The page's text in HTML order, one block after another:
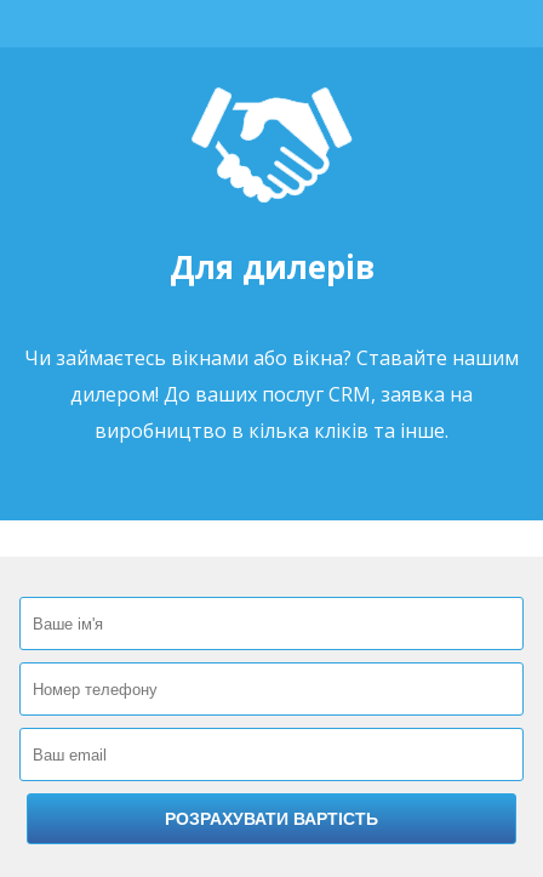
Для дилерів
Чи займаєтесь вікнами або вікна? Ставайте нашим
дилером! До ваших послуг CRM, заявка на
виробництво в кілька кліків та інше.